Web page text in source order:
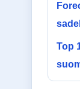
Top